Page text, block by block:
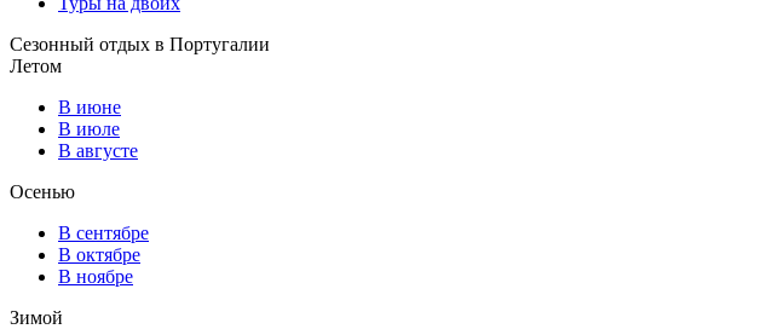
Сезонный отдых в Португалии
Летом
В июне
В июле
В августе
Осенью
В сентябре
В октябре
В ноябре
Зимой